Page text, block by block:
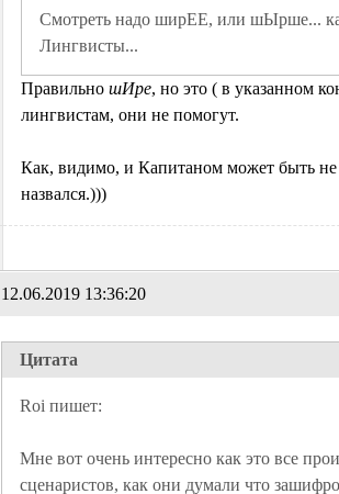
Смотреть надо ширЕЕ, или шЫрше...
Лингвисты...
Правильно шИре, но это ( в указанном
лингвистам, они не помогут.
Как, видимо, и Капитаном может быть
назвался.)))
12.06.2019 13:36:20
Цитата
Мне вот очень интересно как это все
сценаристов, как они думали что